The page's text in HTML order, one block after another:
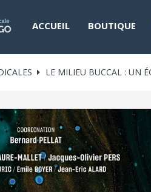
ACCUEIL BOUTIQUE
LE MILIEU BUCCAL : UN